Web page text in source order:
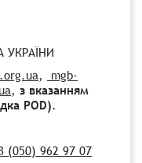
,
mgb-
, з вказанням
POD).
(050) 962 97 07